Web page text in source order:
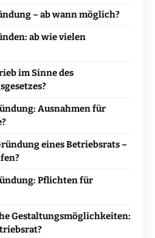
– ab wann möglich?
ab wie vielen
im Sinne des
Ausnahmen für
eines Betriebsrats –
Pflichten für
Gestaltungsmöglichkeiten: